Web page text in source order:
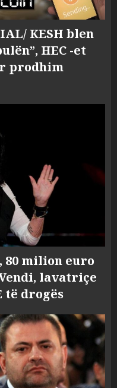
KESH blen
HEC -et
prodhim
80 milion euro
lavatriçe
të drogës